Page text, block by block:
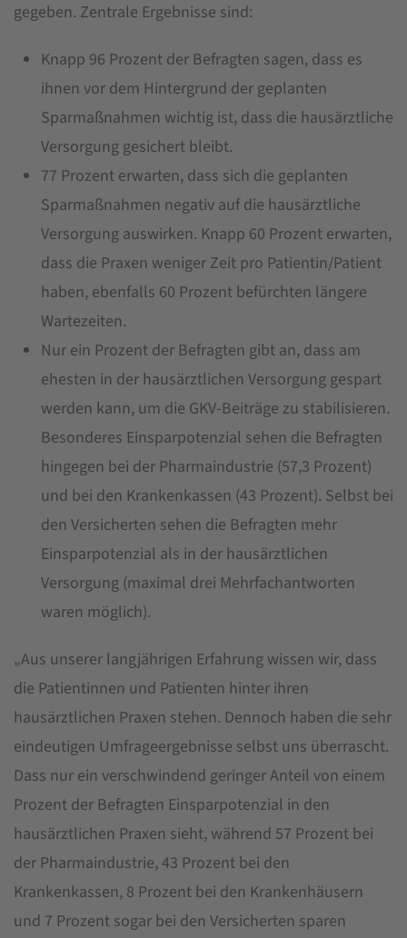
gegeben. Zentrale Ergebnisse sind:
Knapp 96 Prozent der Befragten sagen, dass es
ihnen vor dem Hintergrund der geplanten
Sparmaßnahmen wichtig ist, dass die hausärztliche
Versorgung gesichert bleibt.
77 Prozent erwarten, dass sich die geplanten
Sparmaßnahmen negativ auf die hausärztliche
Versorgung auswirken. Knapp 60 Prozent erwarten,
dass die Praxen weniger Zeit pro Patientin/Patient
haben, ebenfalls 60 Prozent befürchten längere
Wartezeiten.
Nur ein Prozent der Befragten gibt an, dass am
ehesten in der hausärztlichen Versorgung gespart
werden kann, um die GKV-Beiträge zu stabilisieren.
Besonderes Einsparpotenzial sehen die Befragten
hingegen bei der Pharmaindustrie (57,3 Prozent)
und bei den Krankenkassen (43 Prozent). Selbst bei
den Versicherten sehen die Befragten mehr
Einsparpotenzial als in der hausärztlichen
Versorgung (maximal drei Mehrfachantworten
waren möglich).
„Aus unserer langjährigen Erfahrung wissen wir, dass
die Patientinnen und Patienten hinter ihren
hausärztlichen Praxen stehen. Dennoch haben die sehr
eindeutigen Umfrageergebnisse selbst uns überrascht.
Dass nur ein verschwindend geringer Anteil von einem
Prozent der Befragten Einsparpotenzial in den
hausärztlichen Praxen sieht, während 57 Prozent bei
der Pharmaindustrie, 43 Prozent bei den
Krankenkassen, 8 Prozent bei den Krankenhäusern
und 7 Prozent sogar bei den Versicherten sparen